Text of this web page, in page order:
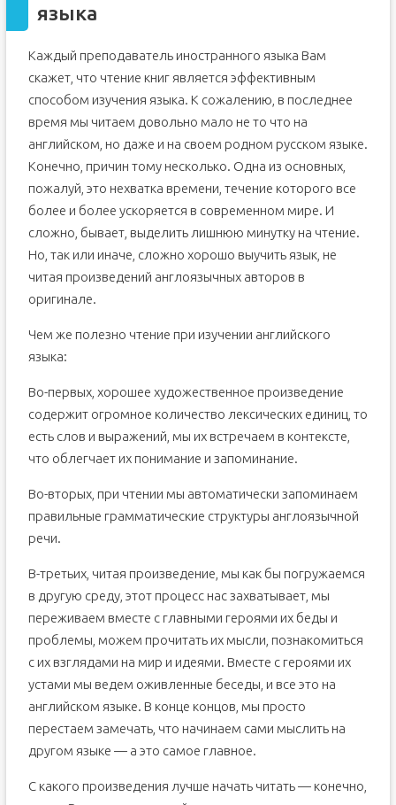
языка
Каждый преподаватель иностранного языка Вам
скажет, что чтение книг является эффективным
способом изучения языка. К сожалению, в последнее
время мы читаем довольно мало не то что на
английском, но даже и на своем родном русском языке.
Конечно, причин тому несколько. Одна из основных,
пожалуй, это нехватка времени, течение которого все
более и более ускоряется в современном мире. И
сложно, бывает, выделить лишнюю минутку на чтение.
Но, так или иначе, сложно хорошо выучить язык, не
читая произведений англоязычных авторов в
оригинале.
Чем же полезно чтение при изучении английского
языка:
Во-первых, хорошее художественное произведение
содержит огромное количество лексических единиц, то
есть слов и выражений, мы их встречаем в контексте,
что облегчает их понимание и запоминание.
Во-вторых, при чтении мы автоматически запоминаем
правильные грамматические структуры англоязычной
речи.
В-третьих, читая произведение, мы как бы погружаемся
в другую среду, этот процесс нас захватывает, мы
переживаем вместе с главными героями их беды и
проблемы, можем прочитать их мысли, познакомиться
с их взглядами на мир и идеями. Вместе с героями их
устами мы ведем оживленные беседы, и все это на
английском языке. В конце концов, мы просто
перестаем замечать, что начинаем сами мыслить на
другом языке — а это самое главное.
С какого произведения лучше начать читать — конечно,